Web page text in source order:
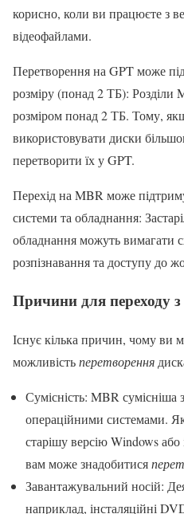
корисно, коли ви працюєте з
відеофайлами.
Перетворення на GPT може
розміру (понад 2 ТБ): Розділи
розміром понад 2 ТБ. Тому,
використовувати диски
перетворити їх у GPT.
Перехід на MBR може
системи та обладнання:
обладнання можуть вимагати
розпізнавання та доступу до
Причини для переходу
Існує кілька причин, чому ви
можливістьперетворення
Сумісність: MBR сумісніша
операційними системами.
старішу версію Windows
вам може знадобитися
Завантажувальний носій:
наприклад, інсталяційні